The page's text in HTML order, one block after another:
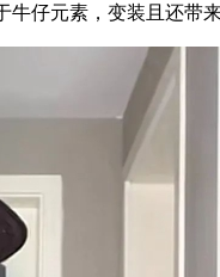
仔元素，变装且还带